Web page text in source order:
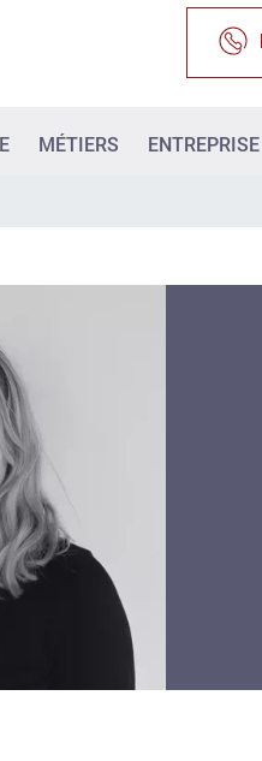
MÉTIERS ENTREPRISE